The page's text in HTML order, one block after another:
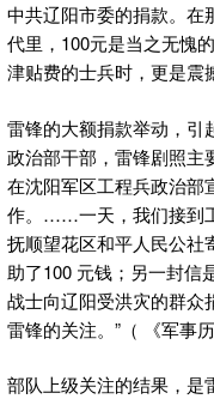
中共辽阳市委的捐款。在
代里，100元是当之无愧
津贴费的士兵时，更是震
雷锋的大额捐款举动，引
政治部干部，雷锋剧照主
在沈阳军区工程兵政治部
作。……一天，我们接到
抚顺望花区和平人民公社
助了100 元钱；另一封信
战士向辽阳受洪灾的群众
雷锋的关注。”（ 《军事
部队上级关注的结果，是